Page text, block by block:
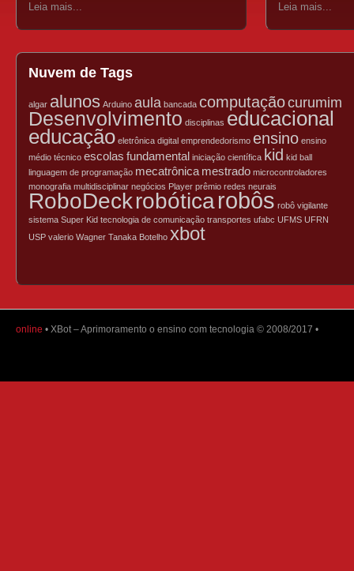
Leia mais...
Leia mais...
Nuvem de Tags
algar alunos Arduino aula bancada computaçãocurumim
Desenvolvimento disciplinas educacional
educação eletrônica digital emprendedorismo ensino ensino
médio técnico escolas fundamental iniciação científica kid kid ball
linguagem de programação mecatrônica mestrado microcontroladores
monografia multidisciplinar negócios Player prêmio redes neurais
RoboDeckrobóticarobôs robô vigilante
sistema Super Kid tecnologia de comunicação transportes ufabc UFMS UFRN
USP valerio Wagner Tanaka Botelho xbot
feira, julho 01
o começo do ano, a
tem investido no
terça-feira, abril 16
A Câmara Municipal de
São Carlos, no dia 10 de
sexta-feira, março 29
Uma empresa de São
online • XBot – Aprimoramento o ensino com tecnologia © 2008/2017 •